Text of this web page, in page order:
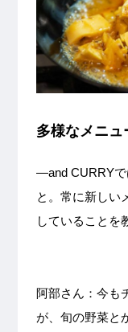
多様なメニュ
—and CURRYで
と。常に新しい
していることを
阿部さん：今も
が、旬の野菜と